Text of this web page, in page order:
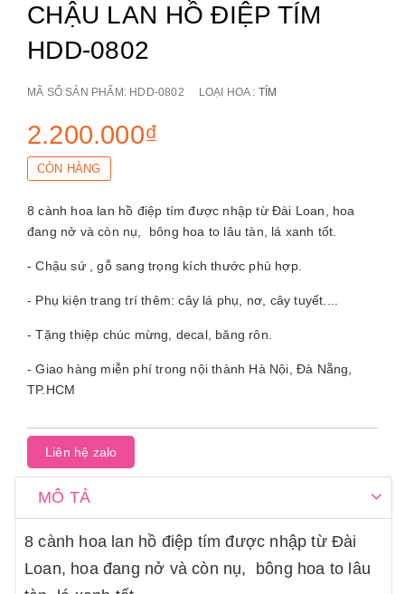
CHẬU LAN HỒ ĐIỆP TÍM
HDD-0802
MÃ SỐ SẢN PHẨM: HDD-0802 LOẠI HOA : TÍM
2.200.000₫
CÒN HÀNG
8 cành hoa lan hồ điệp tím được nhập từ Đài Loan, hoa
đang nở và còn nụ, bông hoa to lâu tàn, lá xanh tốt.
- Chậu sứ , gỗ sang trọng kích thước phù hợp.
- Phụ kiện trang trí thêm: cây lá phụ, nơ, cây tuyết....
- Tặng thiệp chúc mừng, decal, băng rôn.
- Giao hàng miễn phí trong nội thành Hà Nội, Đà Nẵng,
TP.HCM
Liên hệ zalo
MÔ TẢ
8 cành hoa lan hồ điệp tím được nhập từ Đài
Loan, hoa đang nở và còn nụ, bông hoa to lâu